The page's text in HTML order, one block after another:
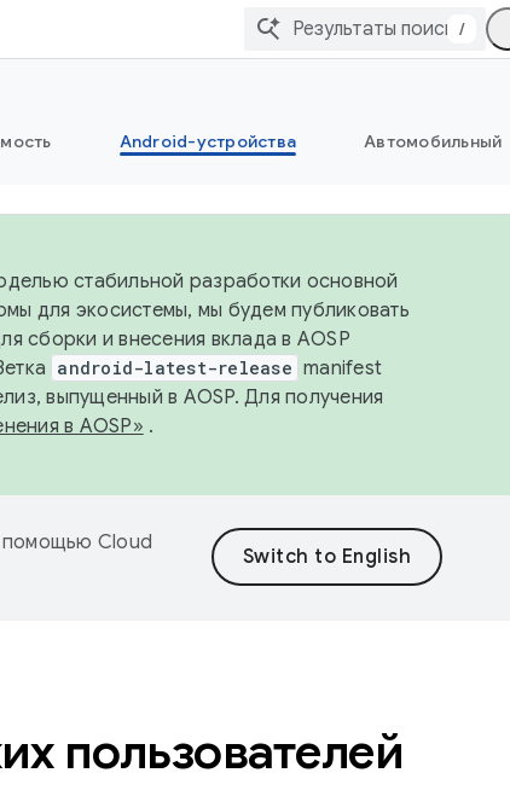
/
Android-устройства Автомобильный
стабильной разработки основной
для экосистемы, мы будем публиковать
сборки и внесения вклада в AOSP
android-latest-release manifest
выпущенный в AOSP. Для получения
в AOSP» .
помощью Cloud
пользователей